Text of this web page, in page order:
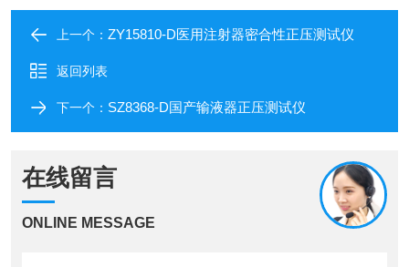
上一个： ZY15810-D医用注射器密合性正压测试仪
返回列表
下一个： SZ8368-D国产输液器正压测试仪
在线留言
ONLINE MESSAGE